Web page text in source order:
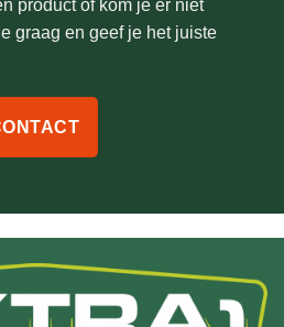
product of kom je er niet
graag en geef je het juiste